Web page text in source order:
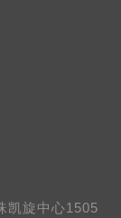
凯旋中心1505